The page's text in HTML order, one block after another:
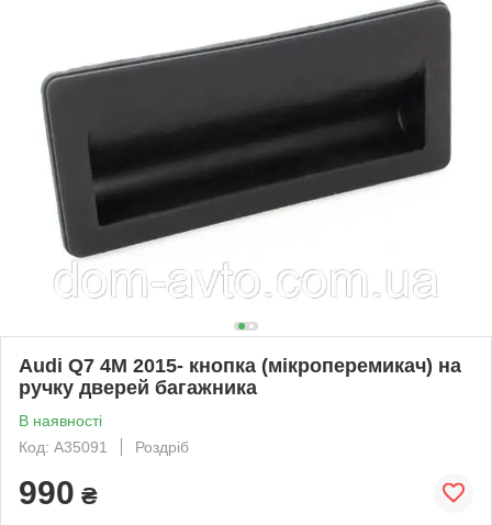
Audi Q7 4M 2015- кнопка (мікроперемикач) на
ручку дверей багажника
В наявності
Код: A35091
Роздріб
990 ₴